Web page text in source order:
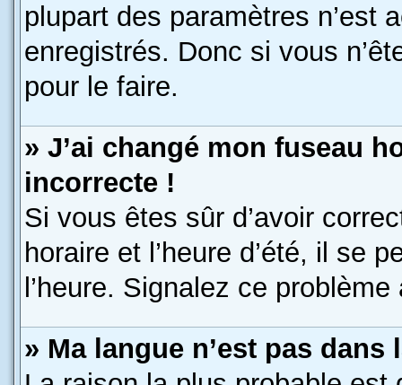
plupart des paramètres n’est
enregistrés. Donc si vous
pour le faire.
» J’ai changé mon fuseau
incorrecte !
Si vous êtes sûr d’avoir
horaire et l’heure d’été, il se
l’heure. Signalez ce problème
» Ma langue n’est pas dans